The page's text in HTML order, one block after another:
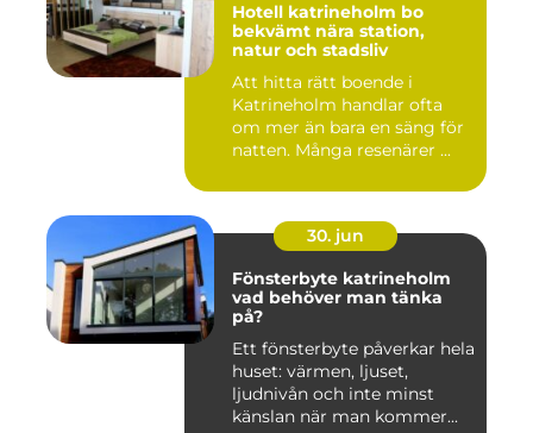
Hotell katrineholm bo
bekvämt nära station,
natur och stadsliv
Att hitta rätt boende i
Katrineholm handlar ofta
om mer än bara en säng för
natten. Många resenärer ...
30. jun
Fönsterbyte katrineholm
vad behöver man tänka
på?
Ett fönsterbyte påverkar hela
huset: värmen, ljuset,
ljudnivån och inte minst
känslan när man kommer...